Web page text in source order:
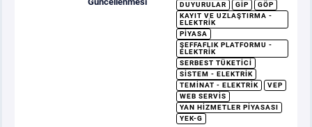
DUYURULAR
GİP
GÖP
KAYIT VE UZLAŞTIRMA -
ELEKTRIK
PIYASA
ŞEFFAFLIK PLATFORMU -
ELEKTRIK
SERBEST TÜKETICI
SISTEM - ELEKTRIK
TEMINAT - ELEKTRIK
VEP
WEB SERVIS
YAN HIZMETLER PIYASASI
YEK-G